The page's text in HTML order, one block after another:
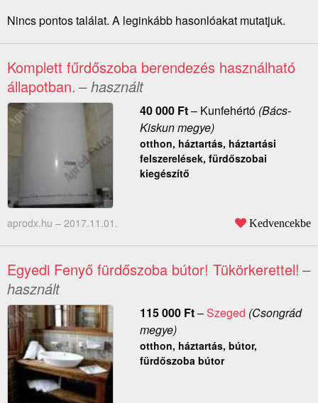
Nincs pontos találat. A leginkább hasonlóakat mutatjuk.
Komplett fűrdőszoba berendezés használható
állapotban. – használt
40 000 Ft– Kunfehértó(Bács-
Kiskun megye)
otthon, háztartás, háztartási
felszerelések, fürdőszobai
kiegészítő
aprodx.hu – 2017.11.01. Kedvencekbe
Egyedi Fenyő fürdőszoba bútor! Tükörkerettel! –
használt
115 000 Ft–Szeged (Csongrád
megye)
otthon, háztartás, bútor,
fürdőszoba bútor